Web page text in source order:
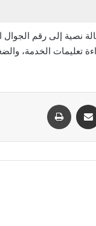
نصية إلى رقم الجوال
تعليمات الخدمة،
مشاركة عبر البريد